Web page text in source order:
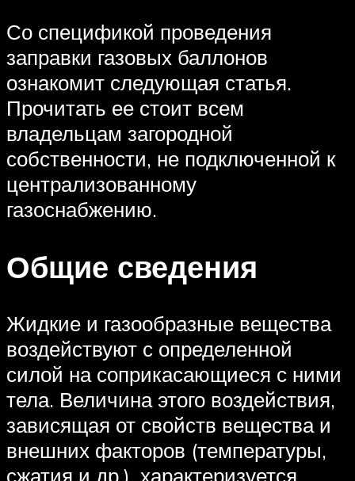
Со спецификой проведения
заправки газовых баллонов
ознакомит следующая статья.
Прочитать ее стоит всем
владельцам загородной
собственности, не подключенной к
централизованному
газоснабжению.
Общие сведения
Жидкие и газообразные вещества
воздействуют с определенной
силой на соприкасающиеся с ними
тела. Величина этого воздействия,
зависящая от свойств вещества и
внешних факторов (температуры,
сжатия и др.), характеризуется